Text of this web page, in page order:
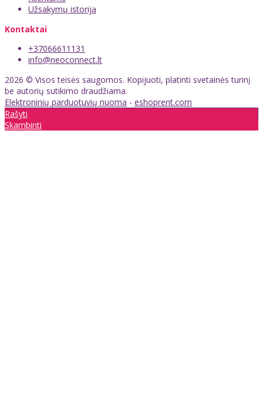
Užsakymų istorija
Kontaktai
+37066611131
info@neoconnect.lt
2026 © Visos teisės saugomos. Kopijuoti, platinti svetainės turinį
be autorių sutikimo draudžiama.
Elektroninių parduotuvių nuoma - eshoprent.com
Rašyti
Skambinti